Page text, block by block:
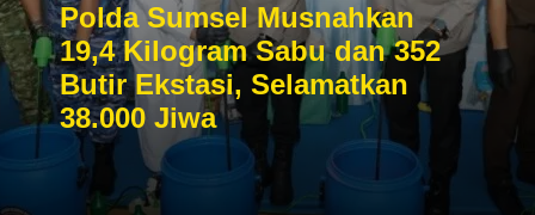
Polda Sumsel Musnahkan
19,4 Kilogram Sabu dan 352
Butir Ekstasi, Selamatkan
38.000 Jiwa